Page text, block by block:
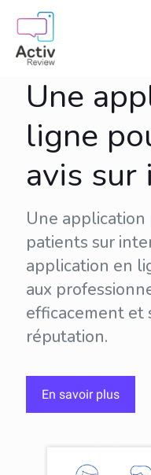
Une
ligne
avis
Une application
patients sur
application en
aux
efficacement
réputation.
En savoir plus